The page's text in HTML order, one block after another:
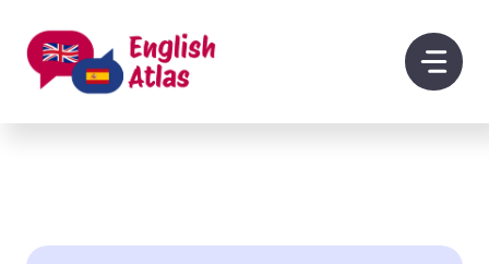
contenido